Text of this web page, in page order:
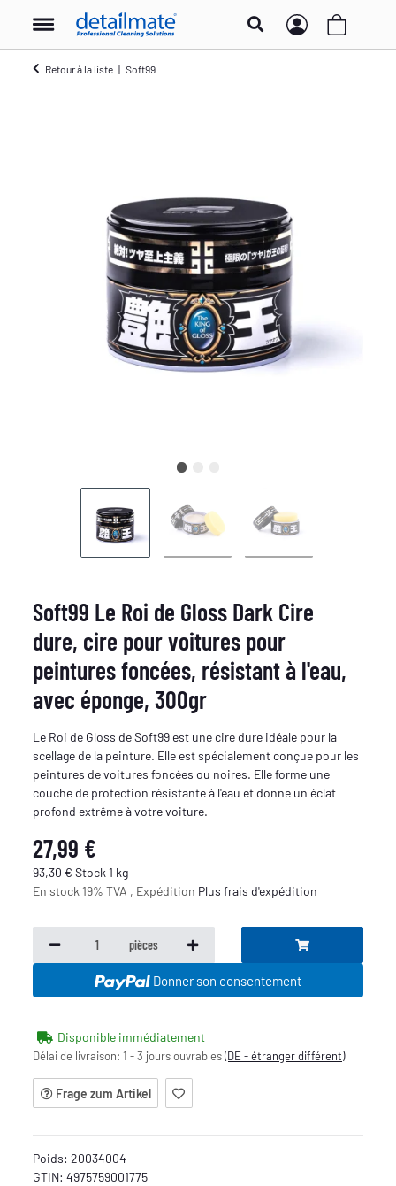
Retour à la liste Soft99
Soft99 Le Roi de Gloss Dark Cire
dure, cire pour voitures pour
peintures foncées, résistant à l'eau,
avec éponge, 300gr
Le Roi de Gloss de Soft99 est une cire dure idéale pour la
scellage de la peinture. Elle est spécialement conçue pour les
peintures de voitures foncées ou noires. Elle forme une
couche de protection résistante à l'eau et donne un éclat
profond extrême à votre voiture.
27,99 €
93,30 € Stock 1 kg
En stock 19% TVA , Expédition Plusfrais d'expédition
pièces
Donner son consentement
Disponible immédiatement
Délai de livraison:1 - 3 jours ouvrables(DE - étranger différent)
Frage zum Artikel
Poids:20034004
GTIN: 4975759001775